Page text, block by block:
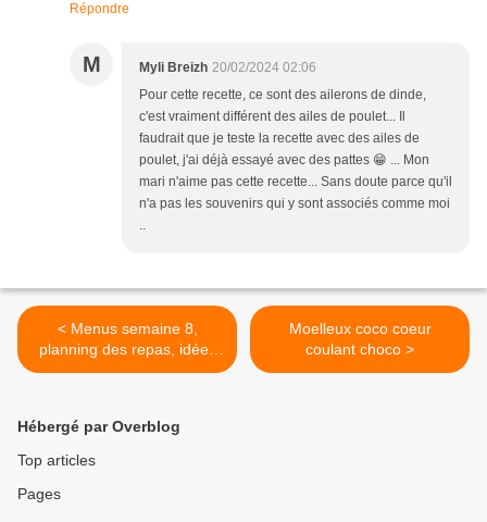
Répondre
M Myli Breizh 20/02/2024 02:06
Pour cette recette, ce sont des ailerons de dinde,
c'est vraiment différent des ailes de poulet... Il
faudrait que je teste la recette avec des ailes de
poulet, j'ai déjà essayé avec des pattes 😁 ... Mon
mari n'aime pas cette recette... Sans doute parce qu'il
n'a pas les souvenirs qui y sont associés comme moi
..
< Menus semaine 8,
planning des repas, idées
repas
Moelleux coco coeur
coulant choco >
Hébergé par Overblog
Top articles
Pages